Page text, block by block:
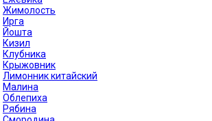
Жимолость
Ирга
Йошта
Кизил
Клубника
Крыжовник
Лимонник китайский
Малина
Облепиха
Рябина